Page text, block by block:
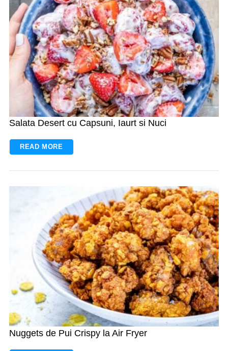
Salata Desert cu Capsuni, Iaurt si Nuci
READ MORE
Nuggets de Pui Crispy la Air Fryer